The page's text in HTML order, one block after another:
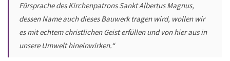
Fürsprache des Kirchenpatrons Sankt Albertus Magnus,
dessen Name auch dieses Bauwerk tragen wird, wollen wir
es mit echtem christlichen Geist erfüllen und von hier aus in
unsere Umwelt hineinwirken.“